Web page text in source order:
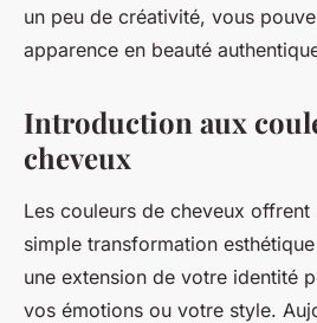
un peu de créativité, vous
apparence en beauté
Introduction aux
cheveux
Les couleurs de cheveux
simple transformation
une extension de votre identité
vos émotions ou votre style.